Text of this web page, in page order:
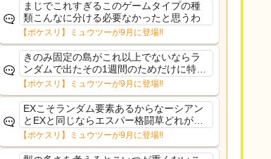
まじでこれすぎるこのゲームタイプの種
類こんなに分ける必要なかったと思うわ
【ポケスリ】ミュウツーが9月に登場!!
きのみ固定の島がこれ以上でないならラ
ンダムで出たその1週間のためだけに特定
のタイプにリソース割くのなんだかむな
しい気がするわ出番がないってわけじゃ
ないから無駄ではないんだけど
【ポケスリ】ミュウツーが9月に登場!!
EXこそランダム要素あるからなーシアン
とEXと同じならエスパー格闘草どれが事
前に来るか分からんから、積む必要があ
るミュウツーは使いにくくね？って思っ
た
【ポケスリ】ミュウツーが9月に登場!!